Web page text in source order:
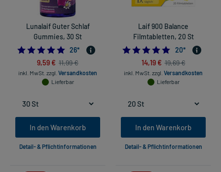
Lunalaif Guter Schlaf
Gummies, 30 St
5.0
26*
9,59 € 11,99 €
inkl. MwSt. zzgl. Versandkosten
Lieferbar
In den Warenkorb
Detail- & Pflichtinformationen
Laif 900 Balance
Filmtabletten, 20 St
5.0
20*
14,19 € 19,69 €
inkl. MwSt. zzgl. Versandkosten
Lieferbar
In den Warenkorb
Detail- & Pflichtinformationen